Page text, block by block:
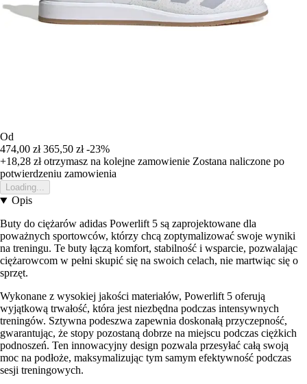
Od
474,00 zł 365,50 zł -23%
+18,28 złotrzymasz na kolejne zamowienie Zostana naliczone po
potwierdzeniu zamowienia
Loading...
Opis
Buty do ciężarów adidas Powerlift 5 są zaprojektowane dla
poważnych sportowców, którzy chcą zoptymalizować swoje wyniki
na treningu. Te buty łączą komfort, stabilność i wsparcie, pozwalając
ciężarowcom w pełni skupić się na swoich celach, nie martwiąc się o
sprzęt.
Wykonane z wysokiej jakości materiałów, Powerlift 5 oferują
wyjątkową trwałość, która jest niezbędna podczas intensywnych
treningów. Sztywna podeszwa zapewnia doskonałą przyczepność,
gwarantując, że stopy pozostaną dobrze na miejscu podczas ciężkich
podnoszeń. Ten innowacyjny design pozwala przesyłać całą swoją
moc na podłoże, maksymalizując tym samym efektywność podczas
sesji treningowych.